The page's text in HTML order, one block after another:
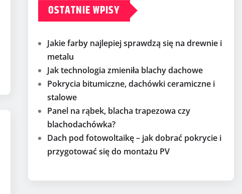
OSTATNIE WPISY
Jakie farby najlepiej sprawdzą się na drewnie i
metalu
Jak technologia zmieniła blachy dachowe
Pokrycia bitumiczne, dachówki ceramiczne i
stalowe
Panel na rąbek, blacha trapezowa czy
blachodachówka?
Dach pod fotowoltaikę – jak dobrać pokrycie i
przygotować się do montażu PV